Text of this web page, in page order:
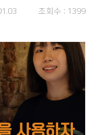
조회수 : 1399